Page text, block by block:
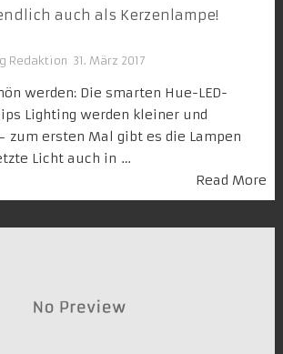
auch als Kerzenlampe!
Redaktion 31. März 2017
werden: Die smarten Hue-LED-
Lighting werden kleiner und
zum ersten Mal gibt es die Lampen
Licht auch in …
Read More